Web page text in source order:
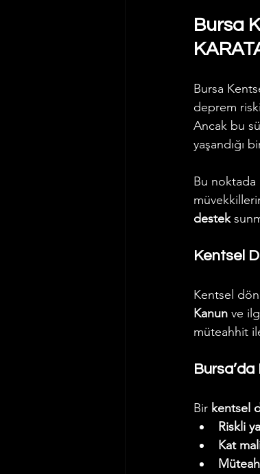
Bursa
Bursa
deprem
Ancak bu
yaşandığı
Bu noktada
destek
Kentsel
Kentsel
Kanun ve
müteahhit
Bir kentsel
Riskli
Kat